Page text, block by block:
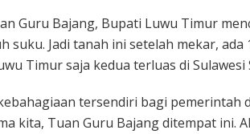
Guru Bajang, Bupati Luwu Timur
suku. Jadi tanah ini setelah mekar,
Timur saja kedua terluas di
tersendiri bagi pemerintah
kita, Tuan Guru Bajang ditempat ini.